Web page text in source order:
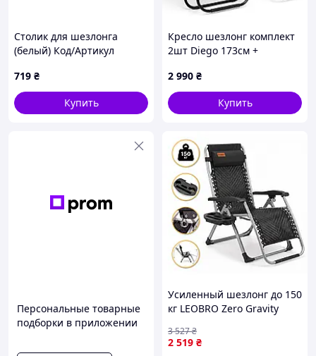
Столик для шезлонга
(белый) Код/Артикул
719 ₴
Купить
Кресло шезлонг комплект
2шт Diego 173см +
2 990 ₴
Купить
Персональные товарные
подборки в приложении
Усиленный шезлонг до 150
кг LEOBRO Zero Gravity
1119)
2 519 ₴
3 527₴